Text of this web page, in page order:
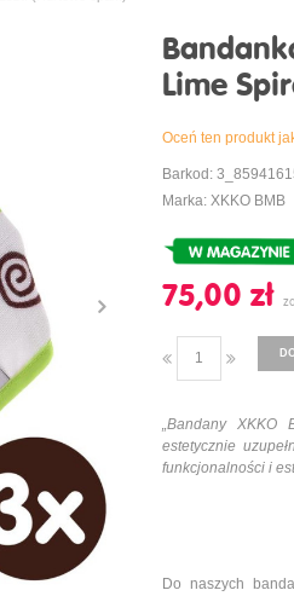
Lime
Oceń ten produkt
Barkod:
Marka: XKKO BMB
75,00 ‎zł
„Bandany
estetycznie
funkcjonalności i
Do naszych